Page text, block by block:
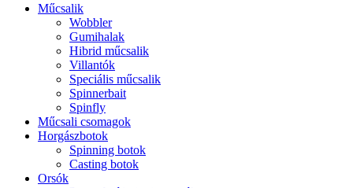
Műcsalik
Wobbler
Gumihalak
Hibrid műcsalik
Villantók
Speciális műcsalik
Spinnerbait
Spinfly
Műcsali csomagok
Horgászbotok
Spinning botok
Casting botok
Orsók